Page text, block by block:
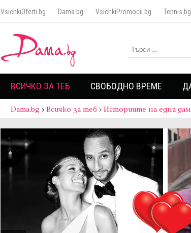
VsichkiOferti.bg Dama.bg VsichkiPromocii.bg Tennis.bg
ВСИЧКО ЗА ТЕБ СВОБОДНО ВРЕМЕ
Dama.bg › Всичко за теб › Историите на една